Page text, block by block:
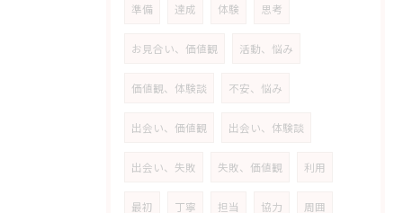
準備 達成 体験 思考
お見合い、価値観 活動、悩み
価値観、体験談 不安、悩み
出会い、価値観 出会い、体験談
出会い、失敗 失敗、価値観 利用
最初 丁寧 担当 協力 周囲